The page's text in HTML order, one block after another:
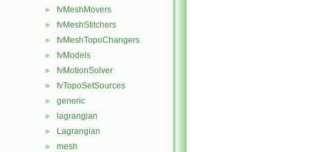
► fvMeshMovers
► fvMeshStitchers
► fvMeshTopoChangers
► fvModels
► fvMotionSolver
► fvTopoSetSources
► generic
► lagrangian
► Lagrangian
► mesh